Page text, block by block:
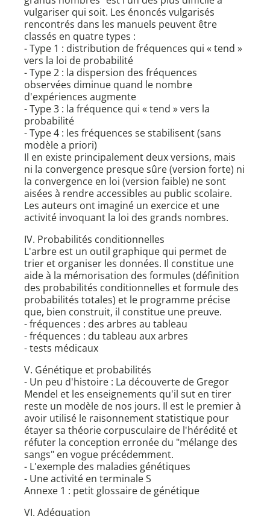
vulgariser qui soit. Les énoncés vulgarisés
rencontrés dans les manuels peuvent être
classés en quatre types :
- Type 1 : distribution de fréquences qui « tend »
vers la loi de probabilité
- Type 2 : la dispersion des fréquences
observées diminue quand le nombre
d'expériences augmente
- Type 3 : la fréquence qui « tend » vers la
probabilité
- Type 4 : les fréquences se stabilisent (sans
modèle a priori)
Il en existe principalement deux versions, mais
ni la convergence presque sûre (version forte) ni
la convergence en loi (version faible) ne sont
aisées à rendre accessibles au public scolaire.
Les auteurs ont imaginé un exercice et une
activité invoquant la loi des grands nombres.
IV. Probabilités conditionnelles
L'arbre est un outil graphique qui permet de
trier et organiser les données. Il constitue une
aide à la mémorisation des formules (définition
des probabilités conditionnelles et formule des
probabilités totales) et le programme précise
que, bien construit, il constitue une preuve.
- fréquences : des arbres au tableau
- fréquences : du tableau aux arbres
- tests médicaux
V. Génétique et probabilités
- Un peu d'histoire : La découverte de Gregor
Mendel et les enseignements qu'il sut en tirer
reste un modèle de nos jours. Il est le premier à
avoir utilisé le raisonnement statistique pour
étayer sa théorie corpusculaire de l'hérédité et
réfuter la conception erronée du "mélange des
sangs" en vogue précédemment.
- L'exemple des maladies génétiques
- Une activité en terminale S
Annexe 1 : petit glossaire de génétique
VI. Adéquation